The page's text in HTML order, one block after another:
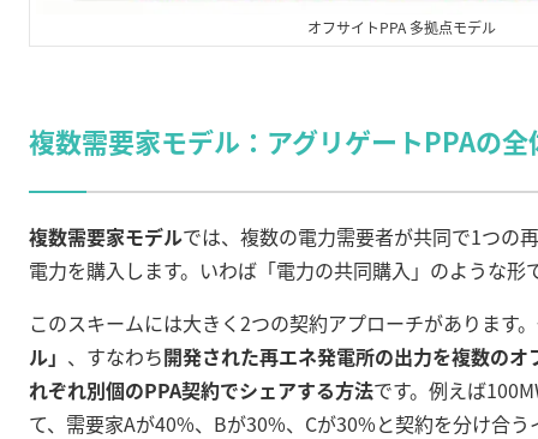
オフサイトPPA 多拠点モデル
複数需要家モデル：アグリゲートPPAの全
複数需要家モデルでは、複数の電力需要者が共同で1つの
電力を購入します。いわば「電力の共同購入」のような形
このスキームには大きく2つの契約アプローチがあります
ル」 、すなわち開発された再エネ発電所の出力を複数の
れぞれ別個のPPA契約でシェアする方法です。例えば
て、需要家Aが40%、Bが30%、Cが30%と契約を分け合